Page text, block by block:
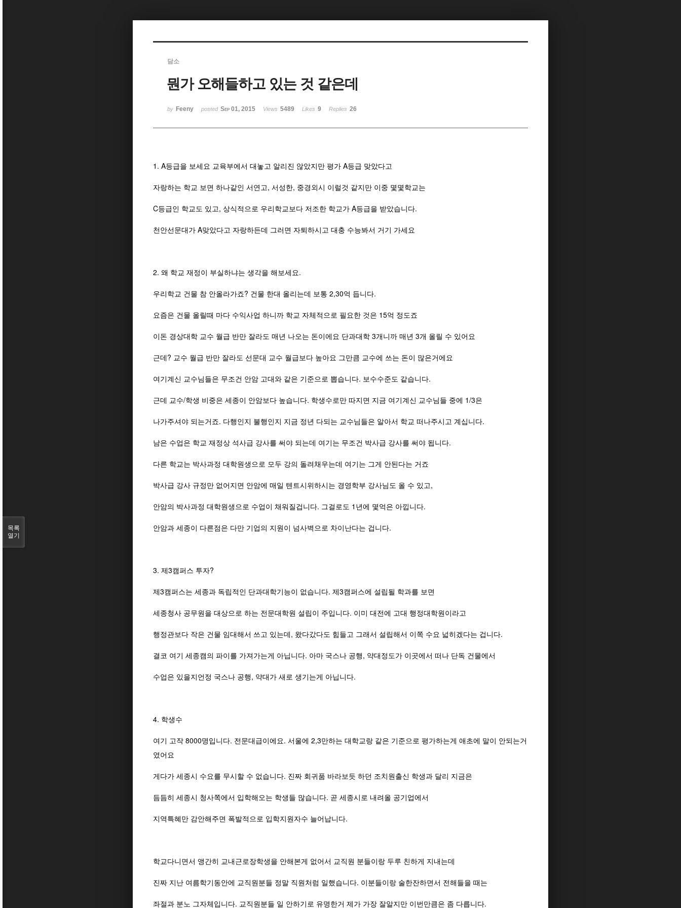
담소
뭔가 오해들하고 있는 것 같은데
by Feeny posted Sep 01, 2015 Views 5489 Likes 9 Replies 26
1. A등급을 보세요 교육부에서 대놓고 알리진 않았지만 평가 A등급 맞았다고
자랑하는 학교 보면 하나같인 서연고, 서성한, 중경외시 이럴것 같지만 이중 몇몇학교는
C등급인 학교도 있고, 상식적으로 우리학교보다 저조한 학교가 A등급을 받았습니다.
천안선문대가 A맞았다고 자랑하든데 그러면 자퇴하시고 대충 수능봐서 거기 가세요
2. 왜 학교 재정이 부실하냐는 생각을 해보세요.
우리학교 건물 참 안올라가죠? 건물 한대 올리는데 보통 2,30억 듭니다.
요즘은 건물 올릴때 마다 수익사업 하니까 학교 자체적으로 필요한 것은 15억 정도죠
이돈 경상대학 교수 월급 반만 잘라도 매년 나오는 돈이에요 단과대학 3개니까 매년 3개 올릴 수 있어요
근데? 교수 월급 반만 잘라도 선문대 교수 월급보다 높아요 그만큼 교수에 쓰는 돈이 많은거에요
여기계신 교수님들은 무조건 안암 고대와 같은 기준으로 뽑습니다. 보수수준도 같습니다.
근데 교수/학생 비중은 세종이 안암보다 높습니다. 학생수로만 따지면 지금 여기계신 교수님들 중에 1/3은
나가주셔야 되는거죠. 다행인지 불행인지 지금 정년 다되는 교수님들은 알아서 학교 떠나주시고 계십니다.
남은 수업은 학교 재정상 석사급 강사를 써야 되는데 여기는 무조건 박사급 강사를 써야 됩니다.
다른 학교는 박사과정 대학원생으로 모두 강의 돌려채우는데 여기는 그게 안된다는 거죠
박사급 강사 규정만 없어지면 안암에 매일 텐트시위하시는 경영학부 강사님도 올 수 있고,
안암의 박사과정 대학원생으로 수업이 채워질겁니다. 그걸로도 1년에 몇억은 아낍니다.
안암과 세종이 다른점은 다만 기업의 지원이 넘사벽으로 차이난다는 겁니다.
3. 제3캠퍼스 투자?
제3캠퍼스는 세종과 독립적인 단과대학기능이 없습니다. 제3캠퍼스에 설립될 학과를 보면
세종청사 공무원을 대상으로 하는 전문대학원 설립이 주입니다. 이미 대전에 고대 행정대학원이라고
행정관보다 작은 건물 임대해서 쓰고 있는데, 왔다갔다도 힘들고 그래서 설립해서 이쪽 수요 넓히겠다는 겁니다.
결코 여기 세종캠의 파이를 가져가는게 아닙니다. 아마 국스나 공행, 약대정도가 이곳에서 떠나 단독 건물에서
수업은 있을지언정 국스나 공행, 약대가 새로 생기는게 아닙니다.
4. 학생수
여기 고작 8000명입니다. 전문대급이에요. 서울에 2,3만하는 대학교랑 같은 기준으로 평가하는게 애초에 말이 안되는거
였어요
게다가 세종시 수요를 무시할 수 없습니다. 진짜 회귀품 바라보듯 하던 조치원출신 학생과 달리 지금은
듬듬히 세종시 청사쪽에서 입학해오는 학생들 많습니다. 곧 세종시로 내려올 공기업에서
지역특혜만 감안해주면 폭발적으로 입학지원자수 늘어납니다.
학교다니면서 앵간히 교내근로장학생을 안해본게 없어서 교직원 분들이랑 두루 친하게 지내는데
진짜 지난 여름학기동안에 교직원분들 정말 직원처럼 일했습니다. 이분들이랑 술한잔하면서 전해들을 때는
좌절과 분노 그자체입니다. 교직원분들 일 안하기로 유명한거 제가 가장 잘알지만 이번만큼은 좀 다릅니다.
목록
열기
Sketchbook5, 스케치북5
Sketchbook5, 스케치북5